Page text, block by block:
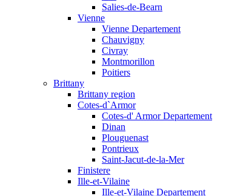
Salies-de-Bearn
Vienne
Vienne Departement
Chauvigny
Civray
Montmorillon
Poitiers
Brittany
Brittany region
Cotes-d`Armor
Cotes-d' Armor Departement
Dinan
Plouguenast
Pontrieux
Saint-Jacut-de-la-Mer
Finistere
Ille-et-Vilaine
Ille-et-Vilaine Departement